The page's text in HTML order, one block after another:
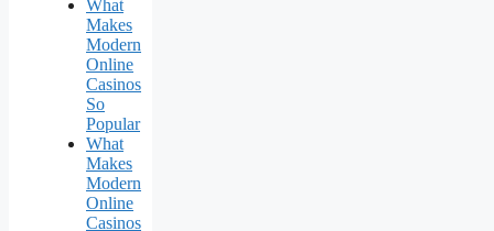
What
Makes
Modern
Online
Casinos
So
Popular
What
Makes
Modern
Online
Casinos